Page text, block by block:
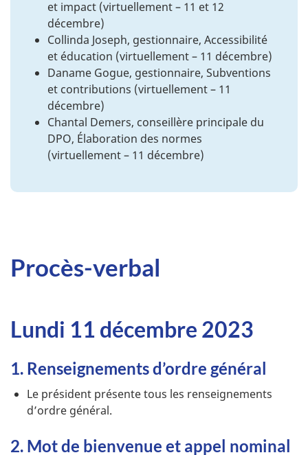
et impact (virtuellement – 11 et 12
décembre)
Collinda Joseph, gestionnaire, Accessibilité
et éducation (virtuellement – 11 décembre)
Daname Gogue, gestionnaire, Subventions
et contributions (virtuellement – 11
décembre)
Chantal Demers, conseillère principale du
DPO, Élaboration des normes
(virtuellement – 11 décembre)
Procès-verbal
Lundi 11 décembre 2023
1. Renseignements d’ordre général
Le président présente tous les renseignements
d’ordre général.
2. Mot de bienvenue et appel nominal